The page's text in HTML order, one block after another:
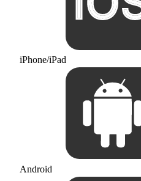
iPhone/iPad
Android